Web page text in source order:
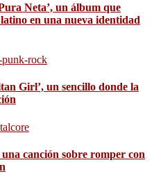
Neta’, un álbum que
en una nueva identidad
Girl’, un sencillo donde la
canción sobre romper con